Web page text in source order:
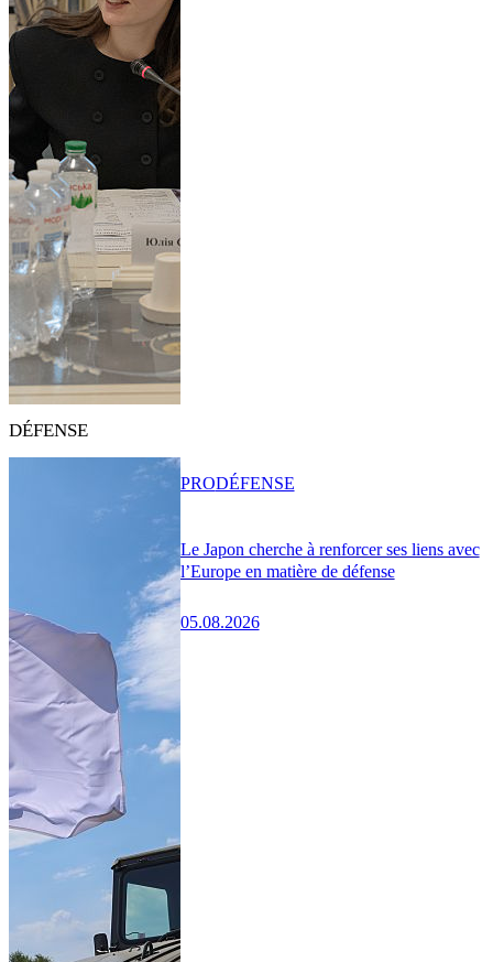
DÉFENSE
Le Japon cherche à renforcer ses liens avec
l’Europe en matière de défense
05.08.2026
PRODÉFENSE